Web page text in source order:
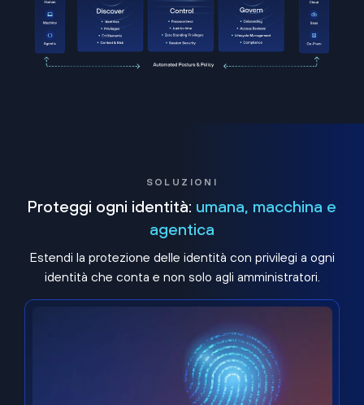
SOLUZIONI
Proteggi ogni identità: umana, macchina e
agentica
Estendi la protezione delle identità con privilegi a ogni
identità che conta e non solo agli amministratori.